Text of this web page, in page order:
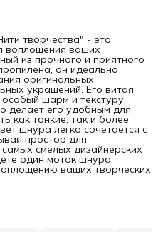
творчества" - это
воплощения ваших
из прочного и приятного
он идеально
оригинальных
украшений. Его витая
шарм и текстуру.
делает его удобным для
как тонкие, так и более
шнура легко сочетается с
простор для
смелых дизайнерских
один моток шнура,
ваших творческих